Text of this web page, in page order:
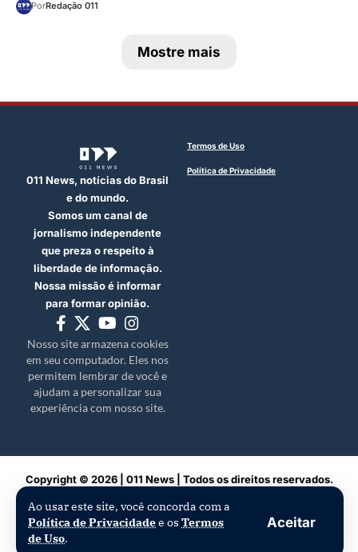
Ao usar este site, você concorda com a
Política de Privacidadee os Termos
de Uso.
Aceitar
PorRedação 011
Mostre mais
011 News, notícias do Brasil
e do mundo.
Somos um canal de
jornalismo independente
que preza o respeito à
liberdade de informação.
Nossa missão é informar
para formar opinião.
Nosso site armazena cookies
em seu computador. Eles nos
permitem lembrar de você e
ajudam a personalizar sua
experiência com nosso site.
Termos de Uso
Política de Privacidade
Copyright © 2026 | 011 News | Todos os direitos reservados.